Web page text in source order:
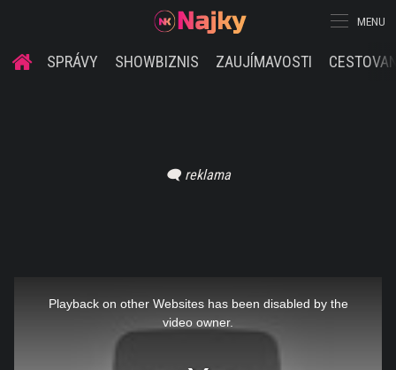
MENU
SPRÁVY SHOWBIZNIS ZAUJÍMAVOSTI
Playback on other Websites has been disabled by the
video owner.